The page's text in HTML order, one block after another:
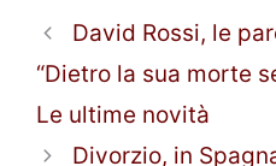
David Rossi, le
“Dietro la sua morte
Le ultime novità
Divorzio, in